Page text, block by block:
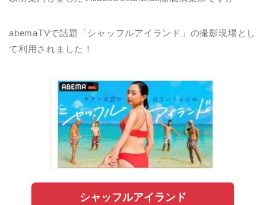
abemaTVで話題「シャッフルアイランド」の撮影現場とし
て利用されました！
シャッフルアイランド